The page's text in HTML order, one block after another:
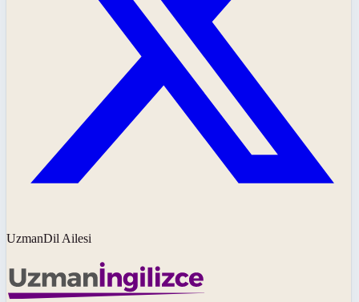
UzmanDil Ailesi